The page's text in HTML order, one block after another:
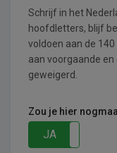
Schrijf in het
hoofdletters, blijf
voldoen aan de
aan voorgaande
geweigerd.
Zou je hier
JA